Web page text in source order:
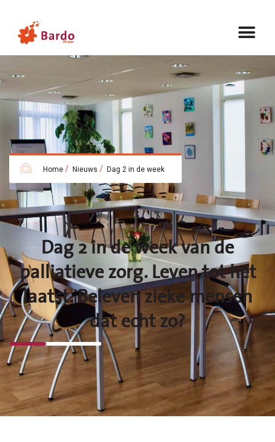
Home / Nieuws / Dag 2 in de week
Dag 2 in de week van de
palliatieve zorg. Leven tot het
laatst. Beleven zieke mensen
dat echt zo?